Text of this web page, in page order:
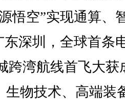
悟空”实现通算、
东深圳，全球首条
跨湾航线首飞大获
生物技术、高端装